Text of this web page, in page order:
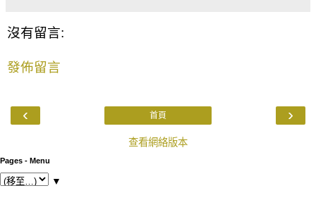
沒有留言:
發佈留言
‹ ›
首頁
查看網絡版本
Pages - Menu
▼